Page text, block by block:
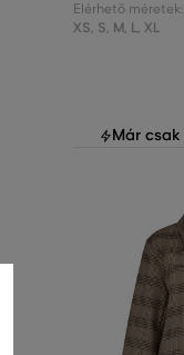
Elérhető méretek:
XS, S, M, L, XL
Már csak